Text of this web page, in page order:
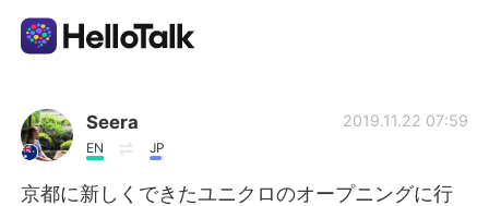
Aplicativo de troca de idioma
AI Grammar Checker
Seera
EN JP
2019.11.22 07:59
京都に新しくできたユニクロのオープニングに行